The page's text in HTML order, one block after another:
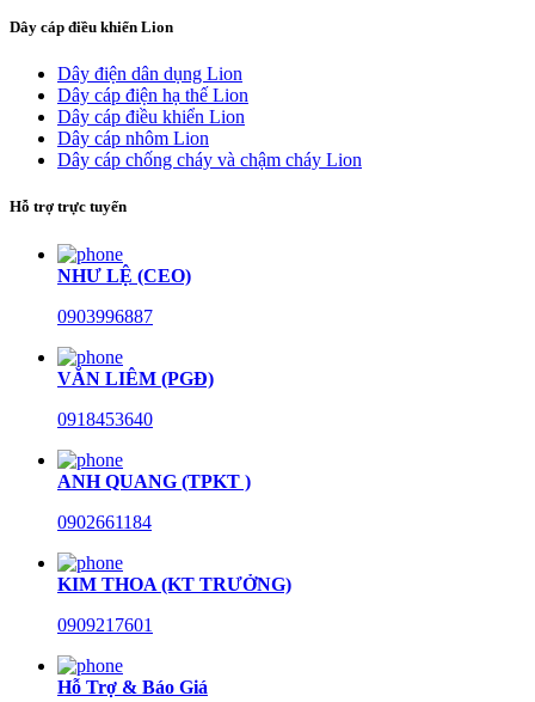
Dây cáp điều khiển Lion
Dây điện dân dụng Lion
Dây cáp điện hạ thế Lion
Dây cáp điều khiển Lion
Dây cáp nhôm Lion
Dây cáp chống cháy và chậm cháy Lion
Hỗ trợ trực tuyến
NHƯ LỆ (CEO)
0903996887
VĂN LIÊM (PGĐ)
0918453640
ANH QUANG (TPKT )
0902661184
KIM THOA (KT TRƯỞNG)
0909217601
Hỗ Trợ & Báo Giá